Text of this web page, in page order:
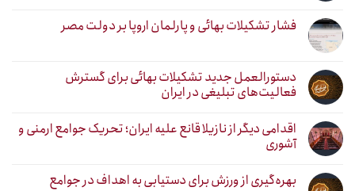
فشار تشکیلات بهائی و پارلمان اروپا بر دولت مصر
دستورالعمل جدید تشکیلات بهائی برای گسترش
فعالیت‌های تبلیغی در ایران
اقدامی دیگر از نازیلا قانع علیه ایران؛ تحریک جوامع ارمنی و
آشوری
بهره‌گیری از ورزش برای دستیابی به اهداف در جوامع